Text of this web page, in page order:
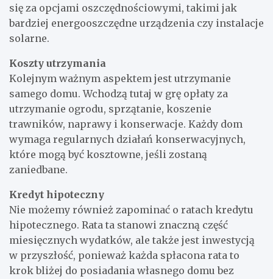
się za opcjami oszczędnościowymi, takimi jak
bardziej energooszczędne urządzenia czy instalacje
solarne.
Koszty utrzymania
Kolejnym ważnym aspektem jest utrzymanie
samego domu. Wchodzą tutaj w grę opłaty za
utrzymanie ogrodu, sprzątanie, koszenie
trawników, naprawy i konserwacje. Każdy dom
wymaga regularnych działań konserwacyjnych,
które mogą być kosztowne, jeśli zostaną
zaniedbane.
Kredyt hipoteczny
Nie możemy również zapominać o ratach kredytu
hipotecznego. Rata ta stanowi znaczną część
miesięcznych wydatków, ale także jest inwestycją
w przyszłość, ponieważ każda spłacona rata to
krok bliżej do posiadania własnego domu bez